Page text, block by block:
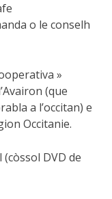
o le conselh
»
(que
a l’occitan) e
Occitanie.
DVD de